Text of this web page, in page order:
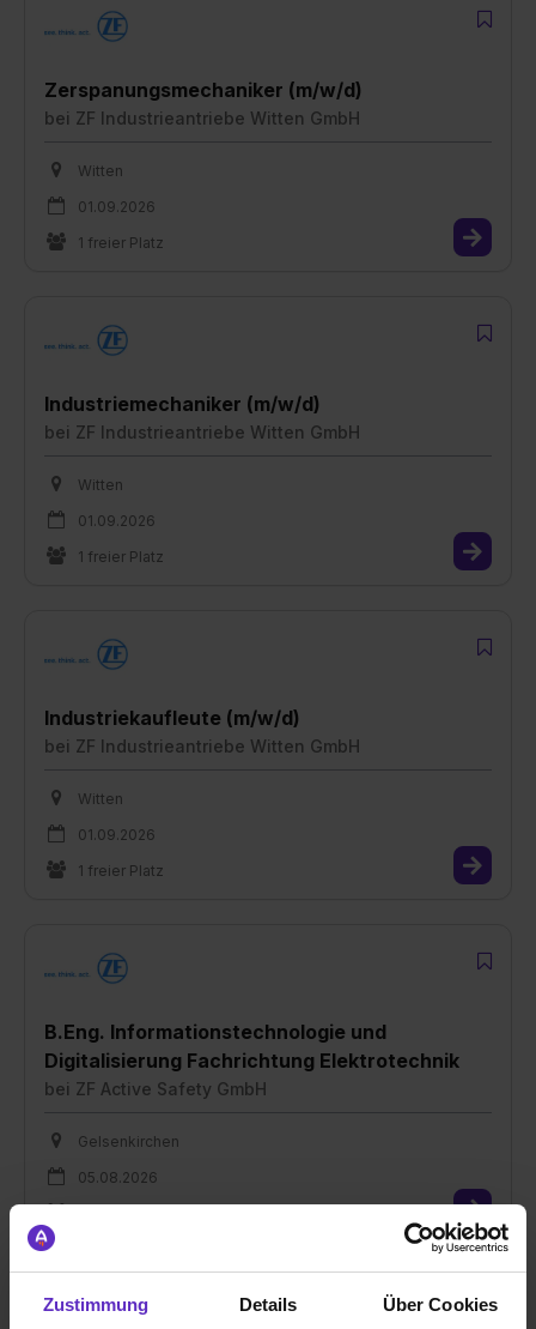
Zustimmung Details Über Cookies
Zerspanungsmechaniker (m/w/d)
bei ZF Industrieantriebe Witten GmbH
Witten
01.09.2026
1 freier Platz
Industriemechaniker (m/w/d)
bei ZF Industrieantriebe Witten GmbH
Witten
01.09.2026
1 freier Platz
Industriekaufleute (m/w/d)
bei ZF Industrieantriebe Witten GmbH
Witten
01.09.2026
1 freier Platz
B.Eng. Informationstechnologie und
Digitalisierung Fachrichtung Elektrotechnik
bei ZF Active Safety GmbH
Gelsenkirchen
05.08.2026